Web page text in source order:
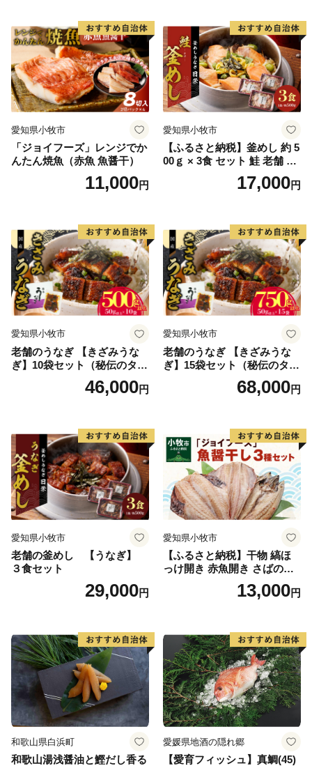
愛知県小牧市
「ジョイフーズ」レンジでか
んたん焼魚（赤魚 魚醤干）
11,000円
愛知県小牧市
【ふるさと納税】釜めし 約 5
00ｇ × 3食 セット 鮭 老舗 急
速冷凍 レンチン 時短 簡単調
理 食品 加工品 海鮮 手作り
り寄せグルメ 愛知県 小牧市
送料無料
17,000円
愛知県小牧市
老舗のうなぎ 【きざみうな
ぎ】10袋セット（秘伝のタレ
46,000円
愛知県小牧市
老舗のうなぎ 【きざみうな
ぎ】15袋セット（秘伝のタレ
68,000円
愛知県小牧市
老舗の釜めし 【うなぎ】
３食セット
29,000円
愛知県小牧市
【ふるさと納税】干物 縞ほ
っけ開き 赤魚開き さばの開
き 魚醤干し 3種 セット 詰め
合わせ 魚 おかず 肉厚 おいし
取り寄せグルメ 魚醤 ナンプ
ラー 愛知県 小牧市 冷凍 送料
無料
13,000円
和歌山県白浜町
和歌山湯浅醤油と鰹だし香る
愛媛県地酒の隠れ郷
【愛育フィッシュ】真鯛(45)